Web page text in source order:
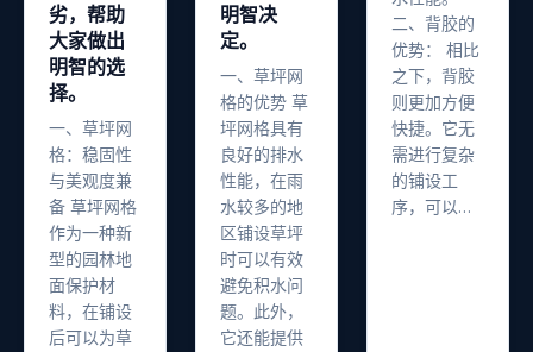
劣，帮助
大家做出
明智的选
择。
一、草坪网
格：稳固性
与美观度兼
备 草坪网格
作为一种新
型的园林地
面保护材
料，在铺设
后可以为草
明智决
定。
一、草坪网
格的优势 草
坪网格具有
良好的排水
性能，在雨
水较多的地
区铺设草坪
时可以有效
避免积水问
题。此外，
它还能提供
二、背胶的
优势： 相比
之下，背胶
则更加方便
快捷。它无
需进行复杂
的铺设工
序，可以…